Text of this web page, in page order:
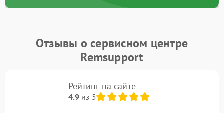
Отзывы о сервисном центре
Remsupport
Рейтинг на сайте
4.9из 5